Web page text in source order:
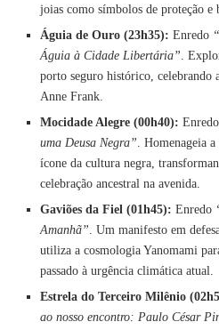
joias como símbolos de proteção e
Águia de Ouro (23h35): Enredo
Águia à Cidade Libertária”.
porto seguro histórico, celebrando
Anne Frank.
Mocidade Alegre (00h40): Enredo
uma Deusa Negra”. Homenageia
ícone da cultura negra,
celebração ancestral na avenida.
Gaviões da Fiel (01h45): Enredo
Amanhã”. Um manifesto em
utiliza a cosmologia Yanomami
passado à urgência climática atual.
Estrela do Terceiro Milênio
ao nosso encontro: Paulo César